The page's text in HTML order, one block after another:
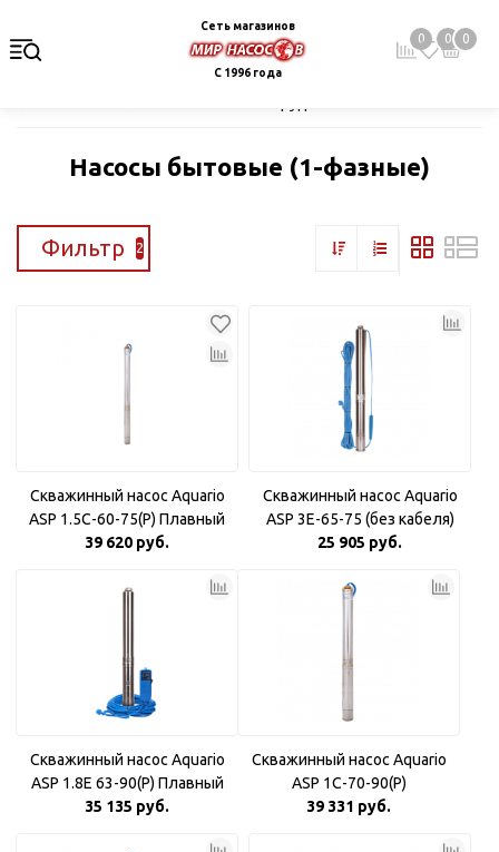
Сеть магазинов
С 1996 года
0 0 0
Насосы бытовые (1-фазные)
Фильтр 2
Скважинный насос Aquario
ASP 1.5С-60-75(P) Плавный
пуск
39 620 руб.
Скважинный насос Aquario
ASP 3E-65-75 (без кабеля)
25 905 руб.
Скважинный насос Aquario
ASP 1.8Е 63-90(P) Плавный
пуск
35 135 руб.
Скважинный насос Aquario
ASP 1С-70-90(P)
39 331 руб.